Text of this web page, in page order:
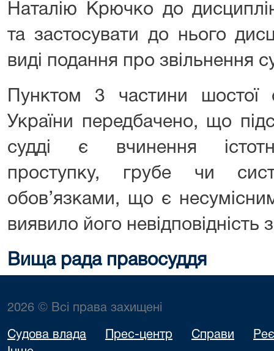
Наталію Крючко до
та застосувати до нього
виді подання про звільнення
Пунктом 3 частини шостої
України передбачено, що
судді є вчинення
проступку, грубе чи
обов’язками, що є
виявило його невідповідність
Вища рада правосуддя
2026 © Всі права захищені
Судова влада Прес-центр Справи